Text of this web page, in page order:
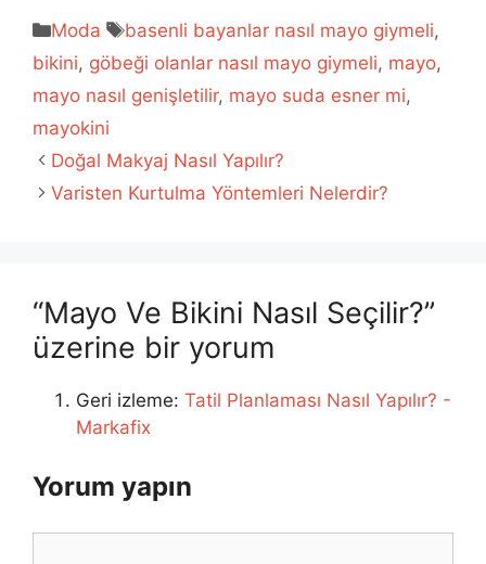
Kategoriler
Moda Etiketler
basenli bayanlar nasıl mayo giymeli,
bikini, göbeği olanlar nasıl mayo giymeli, mayo,
mayo nasıl genişletilir, mayo suda esner mi,
mayokini
Doğal Makyaj Nasıl Yapılır?
Varisten Kurtulma Yöntemleri Nelerdir?
“Mayo Ve Bikini Nasıl Seçilir?”
üzerine bir yorum
Geri izleme: Tatil Planlaması Nasıl Yapılır? -
Markafix
Yorum yapın